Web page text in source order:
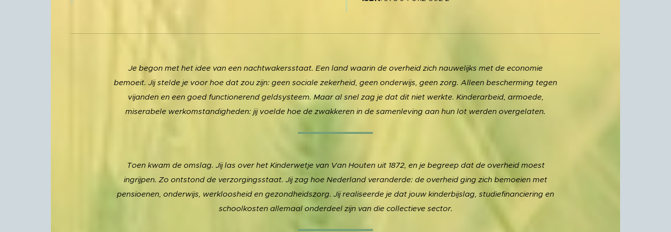
Je begon met het idee van een nachtwakersstaat. Een land waarin de overheid zich nauwelijks met de economie
bemoeit. Jij stelde je voor hoe dat zou zijn: geen sociale zekerheid, geen onderwijs, geen zorg. Alleen bescherming tegen
vijanden en een goed functionerend geldsysteem. Maar al snel zag je dat dit niet werkte. Kinderarbeid, armoede,
miserabele werkomstandigheden: jij voelde hoe de zwakkeren in de samenleving aan hun lot werden overgelaten.
Toen kwam de omslag. Jij las over het Kinderwetje van Van Houten uit 1872, en je begreep dat de overheid moest
ingrijpen. Zo ontstond de verzorgingsstaat. Jij zag hoe Nederland veranderde: de overheid ging zich bemoeien met
pensioenen, onderwijs, werkloosheid en gezondheidszorg. Jij realiseerde je dat jouw kinderbijslag, studiefinanciering en
schoolkosten allemaal onderdeel zijn van die collectieve sector.